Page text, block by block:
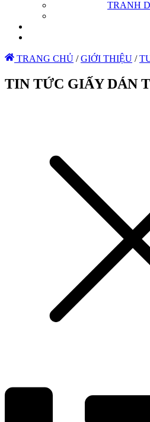
TRANH
TRANG CHỦ / GIỚI THIỆU /
TIN TỨC GIẤY DÁN